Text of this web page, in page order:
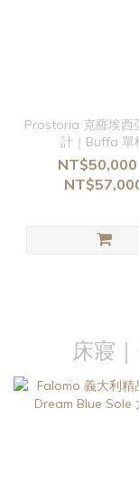
Prostoria 克羅埃西
計｜Buffa 單
NT$50,000
床寢